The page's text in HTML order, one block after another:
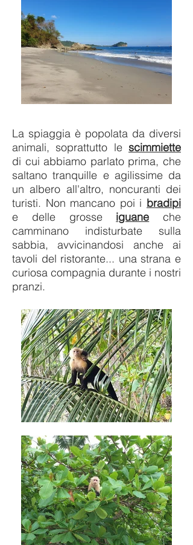
La spiaggia è popolata da diversi
animali, soprattutto le scimmiette
di cui abbiamo parlato prima, che
saltano tranquille e agilissime da
un albero all'altro, noncuranti dei
turisti. Non mancano poi i bradipi
e delle grosse iguane che
camminano indisturbate sulla
sabbia, avvicinandosi anche ai
tavoli del ristorante... una strana e
curiosa compagnia durante i nostri
pranzi.